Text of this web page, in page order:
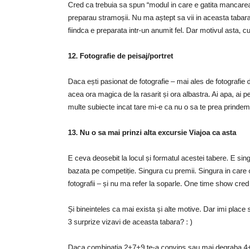
Cred ca trebuia sa spun “modul in care e gatita
preparau stramoșii. Nu ma aștept sa vii in aceasta
fiindca e preparata intr-un anumit fel. Dar motivul asta,
12. Fotografie de peisaj/portret
Daca ești pasionat de fotografie – mai ales de
acea ora magica de la rasarit și ora albastra. Ai apa, ai
multe subiecte incat tare mi-e ca nu o sa te prea
13. Nu o sa mai prinzi alta excursie Viajoa ca asta
E ceva deosebit la locul și formatul acestei tabere. E
bazata pe competiție. Singura cu premii. Singura in
fotografii – și nu ma refer la soparle. One time show
Și bineinteles ca mai exista și alte motive. Dar imi
3 surprize vizavi de aceasta tabara? : )
Daca combinația 2+7+9 te-a convins sau mai degraba